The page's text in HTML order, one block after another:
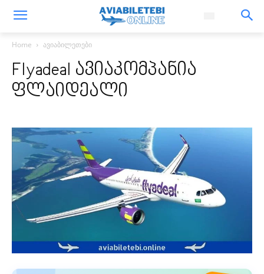
Home ავიაბილეთები
Flyadeal ავიაკომპანია
ფლაიდეალი